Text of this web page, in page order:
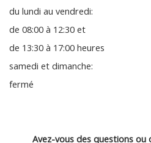
du lundi au vendredi:
de 08:00 à 12:30 et
de 13:30 à 17:00 heures
samedi et dimanche:
fermé
Avez-vous des questions ou